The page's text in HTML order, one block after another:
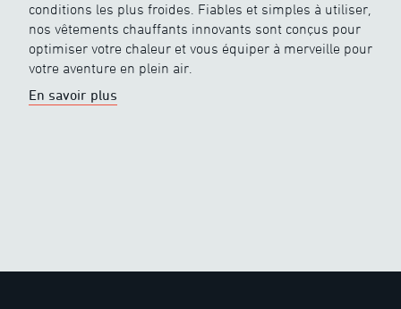
conditions les plus froides. Fiables et simples à utiliser,
nos vêtements chauffants innovants sont conçus pour
optimiser votre chaleur et vous équiper à merveille pour
votre aventure en plein air.
En savoir plus